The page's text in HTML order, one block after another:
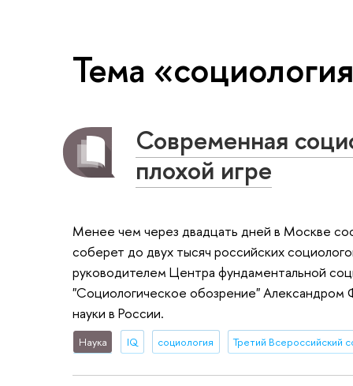
Тема
Современная
плохой игре
Менее чем через двадцать дней в Москве
соберет до двух тысяч российских
руководителем Центра фундаментальной
"Социологическое обозрение" Александром
науки в России.
Наука IQ социология